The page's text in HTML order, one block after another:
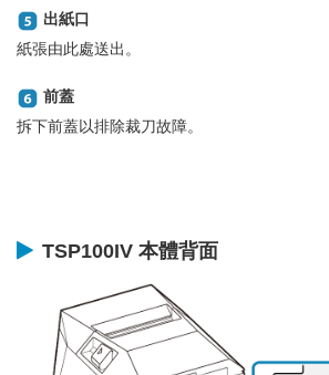
出紙口
紙張由此處送出。
前蓋
拆下前蓋以排除裁刀故障。
TSP100IV 本體背面